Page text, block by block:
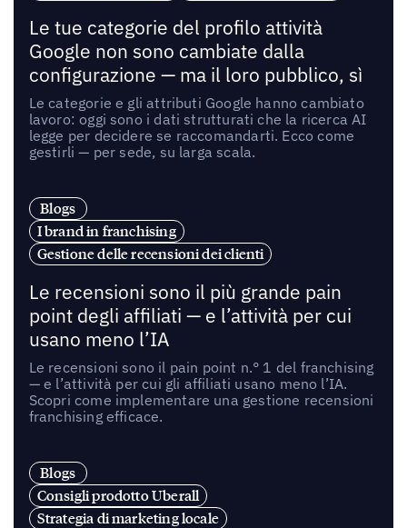
Le tue categorie del profilo attività
Google non sono cambiate dalla
configurazione — ma il loro pubblico, sì
Le categorie e gli attributi Google hanno cambiato
lavoro: oggi sono i dati strutturati che la ricerca AI
legge per decidere se raccomandarti. Ecco come
gestirli — per sede, su larga scala.
Blogs
I brand in franchising
Gestione delle recensioni dei clienti
Le recensioni sono il più grande pain
point degli affiliati — e l’attività per cui
usano meno l’IA
Le recensioni sono il pain point n.° 1 del franchising
— e l’attività per cui gli affiliati usano meno l’IA.
Scopri come implementare una gestione recensioni
franchising efficace.
Blogs
Consigli prodotto Uberall
Strategia di marketing locale